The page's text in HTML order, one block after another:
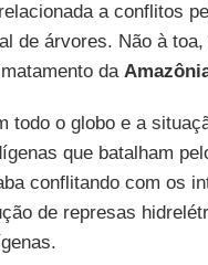
a conflitos
de árvores. Não à
da
todo o globo e a
que batalham
conflitando com os
de represas